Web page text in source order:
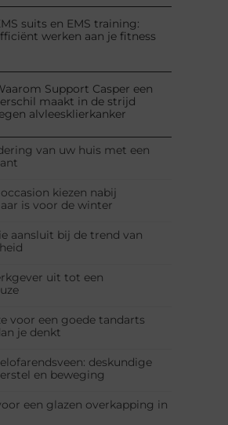
suits en EMS training:
werken aan je fitness
Support Casper een
maakt in de strijd
alvleesklierkanker
van uw huis met een
kiezen nabij
is voor de winter
aansluit bij de trend van
uit tot een
voor een goede tandarts
je denkt
deskundige
en beweging
een glazen overkapping in